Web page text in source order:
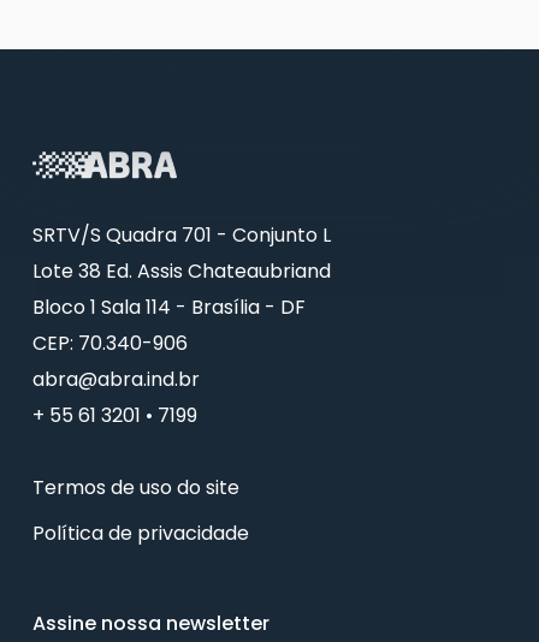
SRTV/S Quadra 701 - Conjunto L
Lote 38 Ed. Assis Chateaubriand
Bloco 1 Sala 114 - Brasília - DF
CEP: 70.340-906
abra@abra.ind.br
+ 55 61 3201 • 7199
Termos de uso do site
Política de privacidade
Assine nossa newsletter